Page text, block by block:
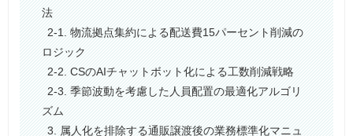
法
2-1. 物流拠点集約による配送費15パーセント削減の
ロジック
2-2. CSのAIチャットボット化による工数削減戦略
2-3. 季節波動を考慮した人員配置の最適化アルゴリ
ズム
3. 属人化を排除する通販譲渡後の業務標準化マニュ